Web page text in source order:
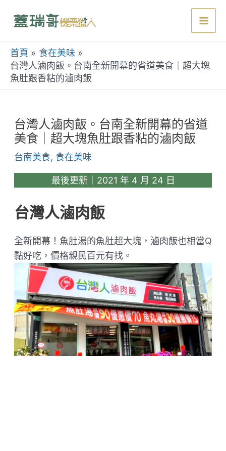
首頁
食在美味
台灣人滷肉飯。台南全新開幕的省道美食｜超大塊
魚肚跟香粘的滷肉飯
台灣人滷肉飯。台南全新開幕的省道
美食｜超大塊魚肚跟香粘的滷肉飯
台南美食, 食在美味
最後更新｜2021 年 4 月 24 日
台灣人滷肉飯
全新開幕！魚肚湯的魚肚超大塊，滷肉飯也相當Q
黏好吃，價格親民百元有找。